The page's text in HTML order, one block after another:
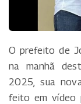
O prefeito de
na manhã
2025, sua
feito em vídeo